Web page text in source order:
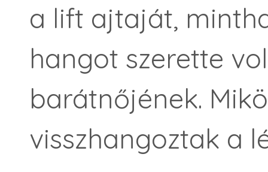
a lift ajtaját,
hangot szerette
barátnőjének.
visszhangoztak a